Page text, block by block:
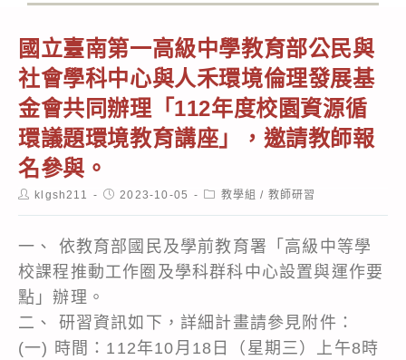
國立臺南第一高級中學教育部公民與
社會學科中心與人禾環境倫理發展基
金會共同辦理「112年度校園資源循
環議題環境教育講座」，邀請教師報
名參與。
Postklgsh211
Post2023-10-05
Post教學組 / 教師研習
一、 依教育部國民及學前教育署「高級中等學
校課程推動工作圈及學科群科中心設置與運作要
點」辦理。
二、 研習資訊如下，詳細計畫請參見附件：
(一) 時間：112年10月18日（星期三）上午8時